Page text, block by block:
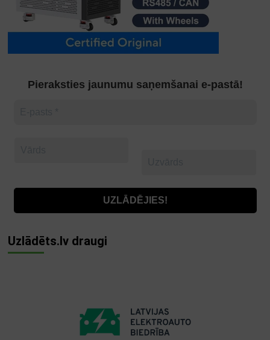
Pieraksties jaunumu saņemšanai e-pastā!
Uzlādēts.lv draugi